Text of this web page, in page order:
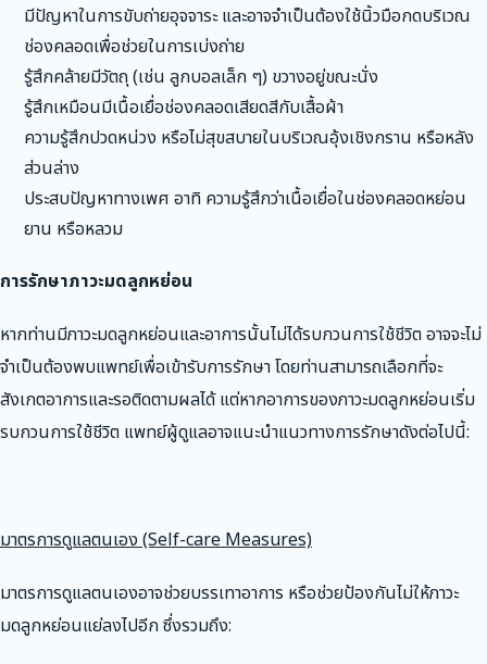
มีปัญหาในการขับถ่ายอุจจาระ และอาจจำเป็นต้องใช้นิ้วมือกดบริเวณ
ช่องคลอดเพื่อช่วยในการเบ่งถ่าย
รู้สึกคล้ายมีวัตถุ (เช่น ลูกบอลเล็ก ๆ) ขวางอยู่ขณะนั่ง
รู้สึกเหมือนมีเนื้อเยื่อช่องคลอดเสียดสีกับเสื้อผ้า
ความรู้สึกปวดหน่วง หรือไม่สุขสบายในบริเวณอุ้งเชิงกราน หรือหลัง
ส่วนล่าง
ประสบปัญหาทางเพศ อาทิ ความรู้สึกว่าเนื้อเยื่อในช่องคลอดหย่อน
ยาน หรือหลวม
การรักษาภาวะมดลูกหย่อน
หากท่านมีภาวะมดลูกหย่อนและอาการนั้นไม่ได้รบกวนการใช้ชีวิต อาจจะไม่
จำเป็นต้องพบแพทย์เพื่อเข้ารับการรักษา โดยท่านสามารถเลือกที่จะ
สังเกตอาการและรอติดตามผลได้ แต่หากอาการของภาวะมดลูกหย่อนเริ่ม
รบกวนการใช้ชีวิต แพทย์ผู้ดูแลอาจแนะนำแนวทางการรักษาดังต่อไปนี้:
มาตรการดูแลตนเอง (Self-care Measures)
มาตรการดูแลตนเองอาจช่วยบรรเทาอาการ หรือช่วยป้องกันไม่ให้ภาวะ
มดลูกหย่อนแย่ลงไปอีก ซึ่งรวมถึง: